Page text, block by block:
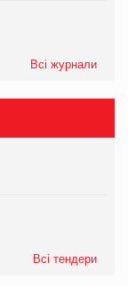
Всі журнали
Всі тендери